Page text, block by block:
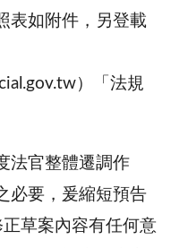
表如附件，另登載
）「法規
法官整體遷調作
必要，爰縮短預告
草案內容有任何意